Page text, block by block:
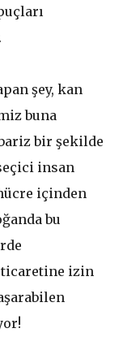
şey, kan
buna
bir şekilde
insan
içinden
bu
ticaretine izin